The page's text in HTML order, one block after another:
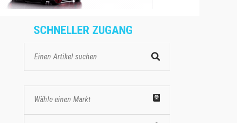
SCHNELLER ZUGANG
Wähle einen Markt